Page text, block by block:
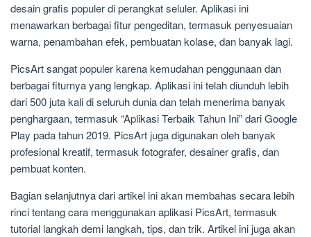
desain grafis populer di perangkat seluler. Aplikasi ini
menawarkan berbagai fitur pengeditan, termasuk penyesuaian
warna, penambahan efek, pembuatan kolase, dan banyak lagi.
PicsArt sangat populer karena kemudahan penggunaan dan
berbagai fiturnya yang lengkap. Aplikasi ini telah diunduh lebih
dari 500 juta kali di seluruh dunia dan telah menerima banyak
penghargaan, termasuk “Aplikasi Terbaik Tahun Ini” dari Google
Play pada tahun 2019. PicsArt juga digunakan oleh banyak
profesional kreatif, termasuk fotografer, desainer grafis, dan
pembuat konten.
Bagian selanjutnya dari artikel ini akan membahas secara lebih
rinci tentang cara menggunakan aplikasi PicsArt, termasuk
tutorial langkah demi langkah, tips, dan trik. Artikel ini juga akan